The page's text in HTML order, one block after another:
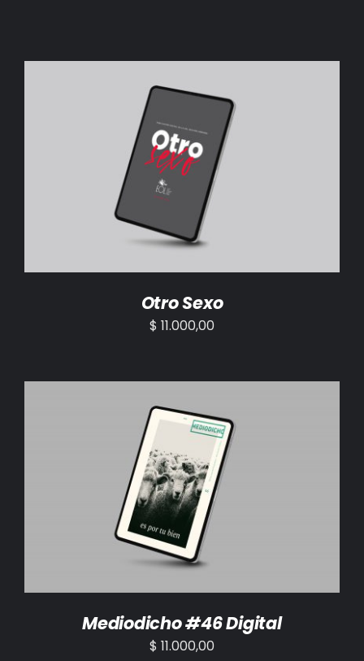
AÑADIR AL CARRITO /
Otro Sexo
$ 11.000,00
AÑADIR AL CARRITO /
Mediodicho #46 Digital
$ 11.000,00